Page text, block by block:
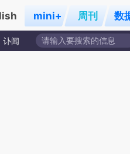
mini+ 周刊 数
讣闻